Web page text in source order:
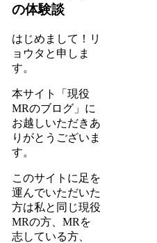
の体験談
はじめまして！リ
ョウタと申しま
す。
本サイト
「現役
MRのブログ」 に
お越しいただきあ
りがとうございま
す。
このサイトに足を
運んでいただいた
方は私と同じ現役
MRの方、MRを
志している方、